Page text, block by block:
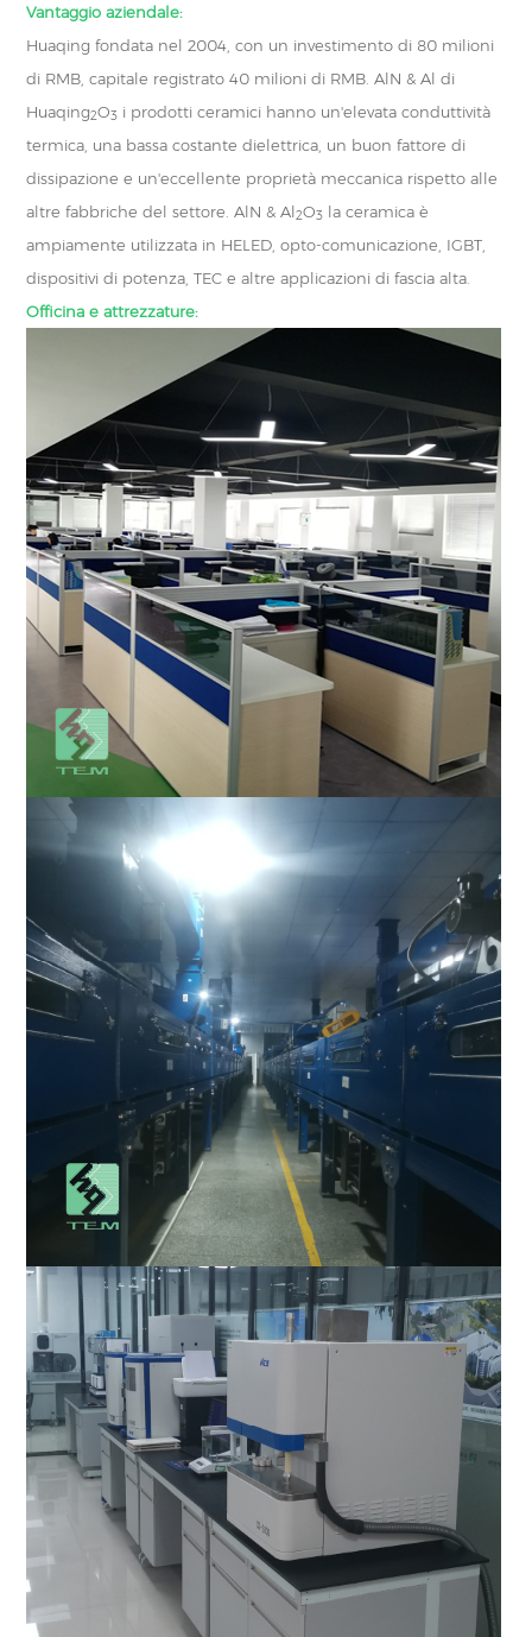
Vantaggio aziendale:
Huaqing fondata nel 2004, con un investimento di 80 milioni
di RMB, capitale registrato 40 milioni di RMB. AlN & Al di
Huaqing2O3 i prodotti ceramici hanno un'elevata conduttività
termica, una bassa costante dielettrica, un buon fattore di
dissipazione e un'eccellente proprietà meccanica rispetto alle
altre fabbriche del settore. AlN & Al2O3 la ceramica è
ampiamente utilizzata in HELED, opto-comunicazione, IGBT,
dispositivi di potenza, TEC e altre applicazioni di fascia alta.
Officina e attrezzature: